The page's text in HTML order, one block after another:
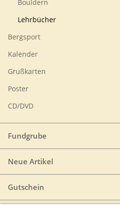
Bouldern
Lehrbücher
Bergsport
Kalender
Grußkarten
Poster
CD/DVD
Fundgrube
Neue Artikel
Gutschein